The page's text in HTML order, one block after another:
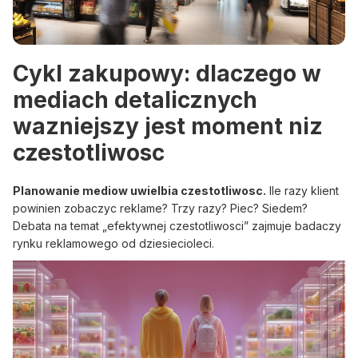
Cykl zakupowy: dlaczego w
mediach detalicznych
wazniejszy jest moment niz
czestotliwosc
Planowanie mediow uwielbia czestotliwosc. Ile razy klient
powinien zobaczyc reklame? Trzy razy? Piec? Siedem?
Debata na temat „efektywnej czestotliwosci” zajmuje badaczy
rynku reklamowego od dziesiecioleci.